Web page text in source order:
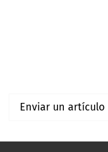
Enviar un artículo